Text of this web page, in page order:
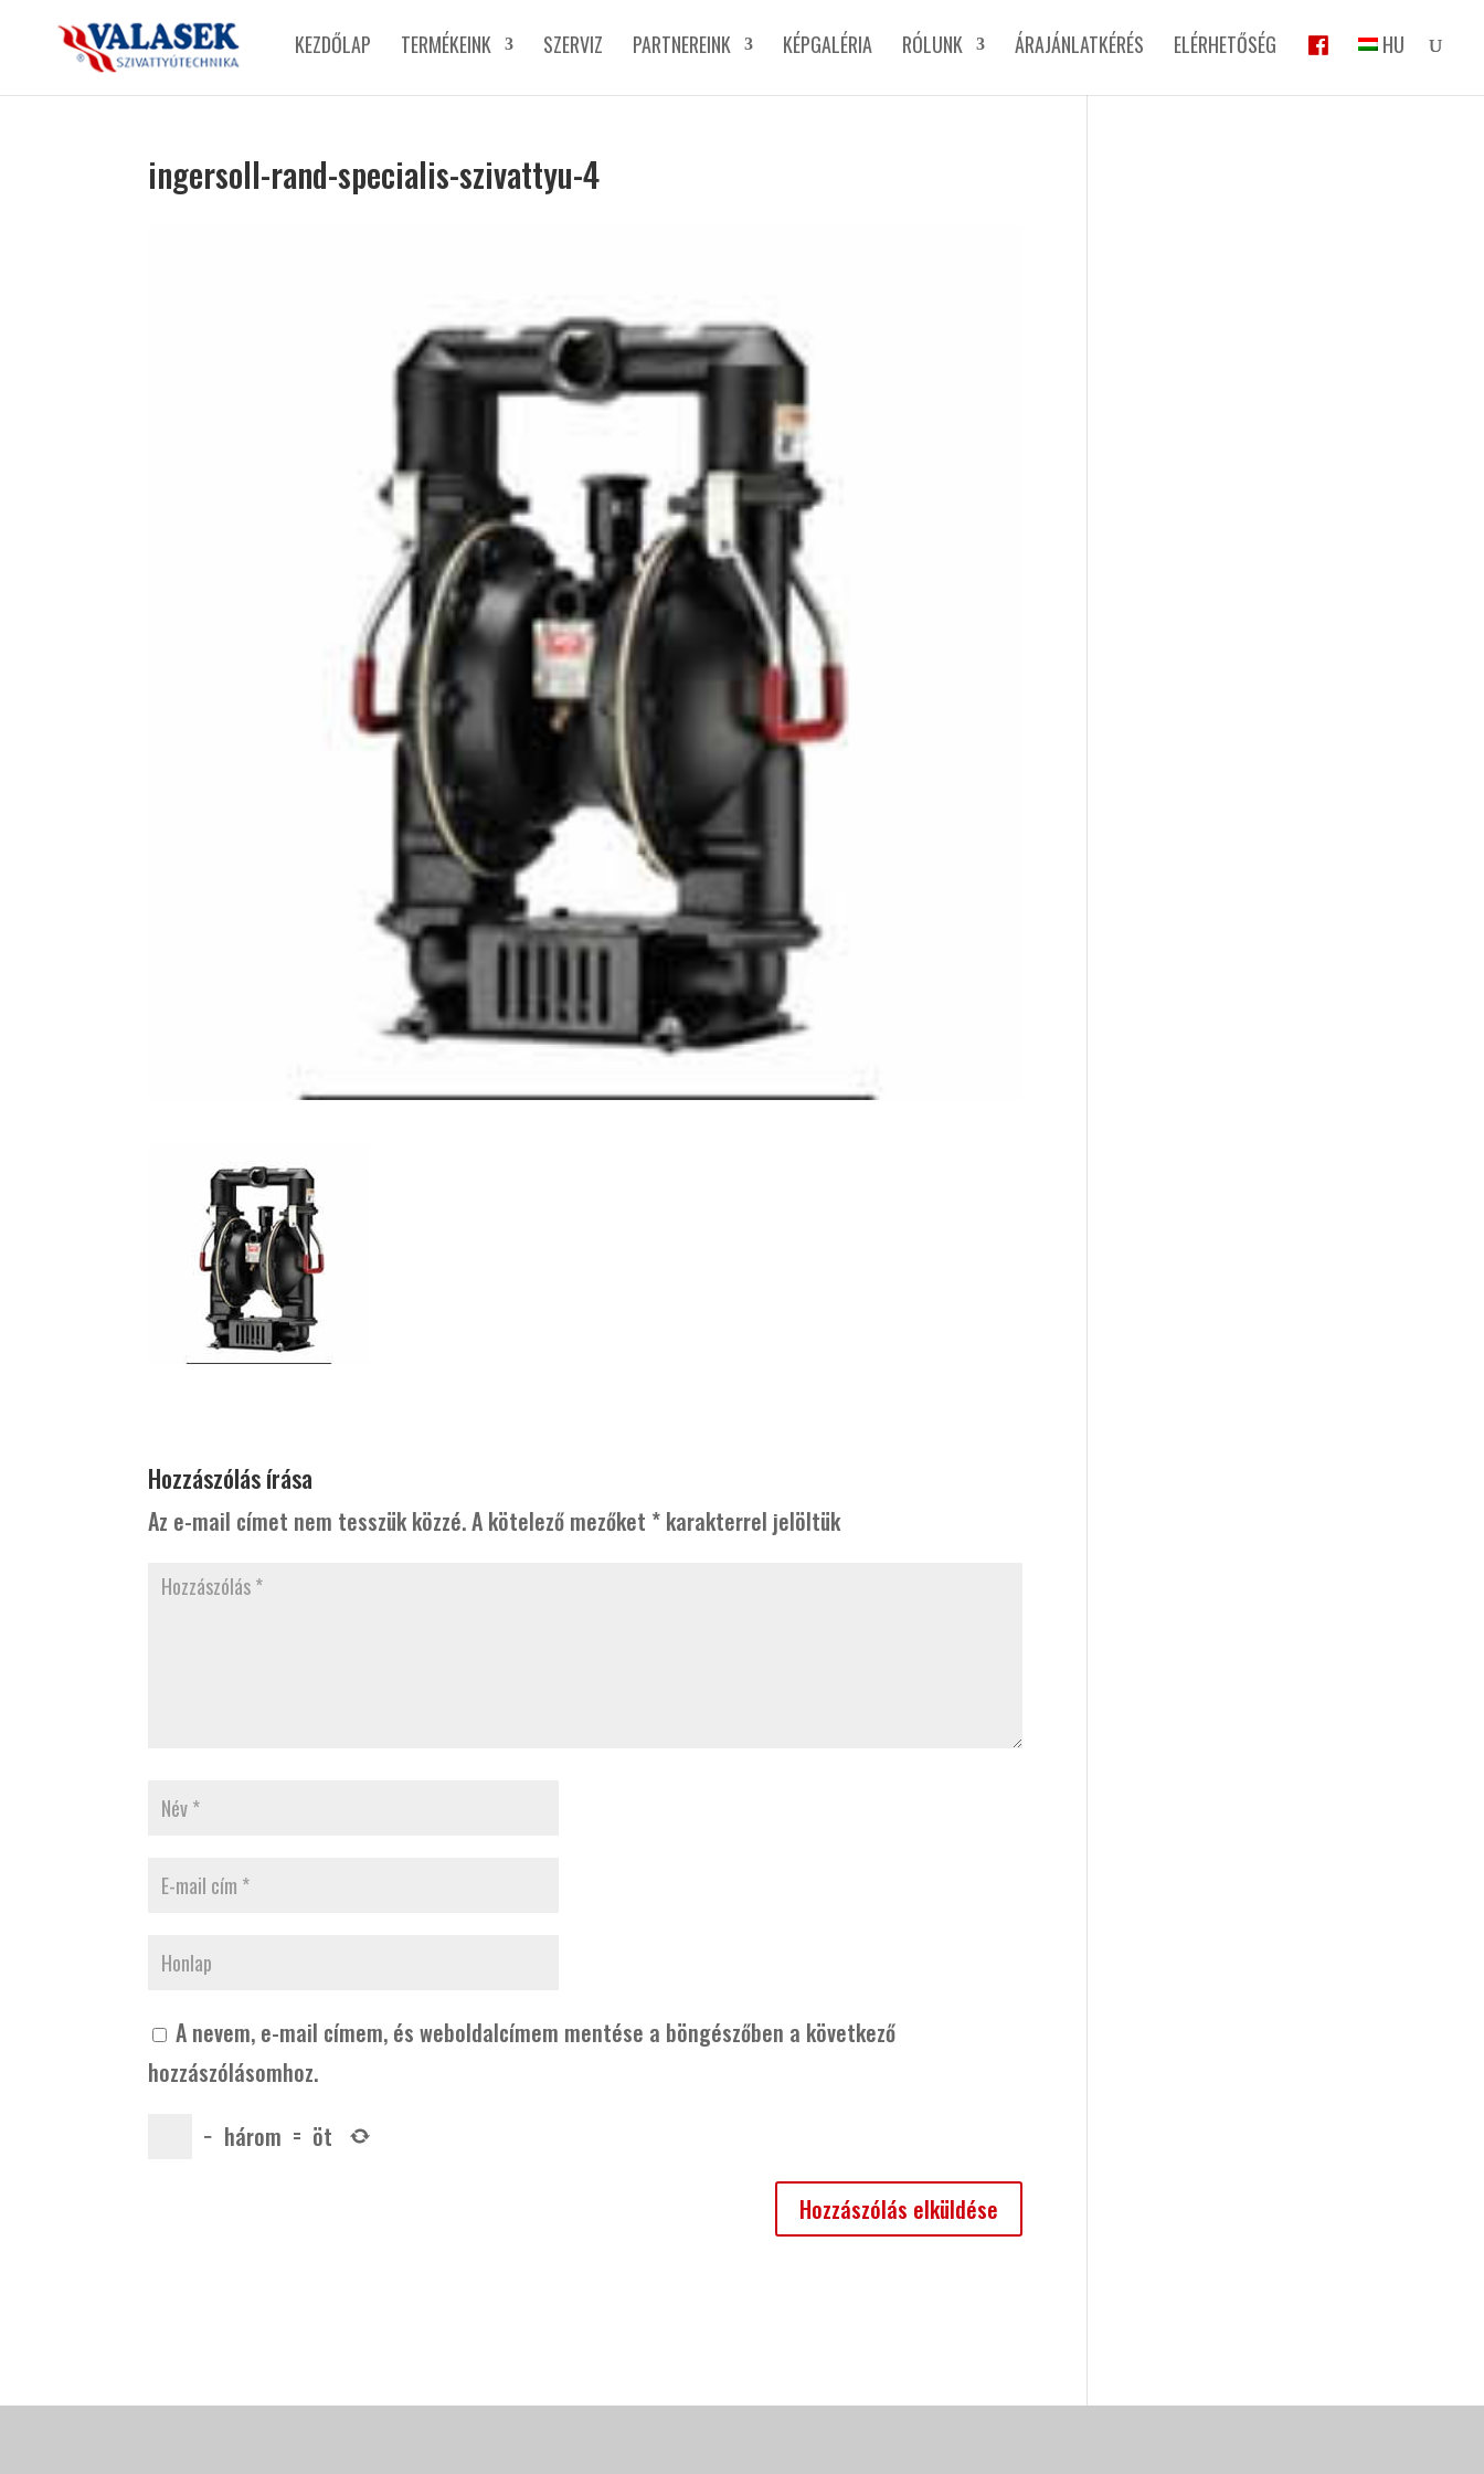
KEZDŐLAP TERMÉKEINK SZERVIZ PARTNEREINK KÉPGALÉRIA RÓLUNK ÁRAJÁNLATKÉRÉS ELÉRHETŐSÉG HU
ingersoll-rand-specialis-szivattyu-4
Hozzászólás írása
Az e-mail címet nem tesszük közzé.A kötelező mezőket * karakterrel jelöltük
A nevem, e-mail címem, és weboldalcímem mentése a böngészőben a következő
hozzászólásomhoz.
− három = öt